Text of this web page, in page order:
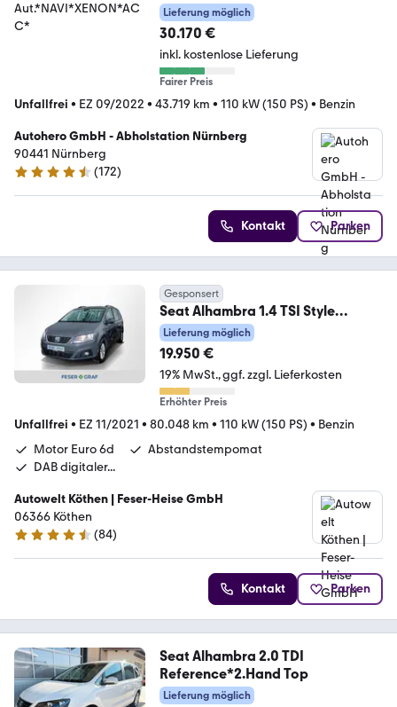
Aut.*NAVI*XENON*ACC*
Lieferung möglich
30.170 €
inkl. kostenlose Lieferung
Fairer Preis
Unfallfrei • EZ 09/2022 • 43.719 km • 110 kW (150 PS) • Benzin
Autohero GmbH - Abholstation Nürnberg
90441 Nürnberg
4.5 Sterne
(172)
Kontakt Parken
Gesponsert
Seat Alhambra 1.4 TSI Style
GRA*Navi*RearView*ACC*App
Lieferung möglich
19.950 €
19% MwSt. ggf. zzgl. Lieferkosten
Erhöhter Preis
Unfallfrei • EZ 11/2021 • 80.048 km • 110 kW (150 PS) • Benzin
Motor Euro 6d
Abstandstempomat
DAB digitaler...
Autowelt Köthen | Feser-Heise GmbH
06366 Köthen
4.3 Sterne
(84)
Kontakt Parken
Seat Alhambra 2.0 TDI
Reference*2.Hand Top
Lieferung möglich